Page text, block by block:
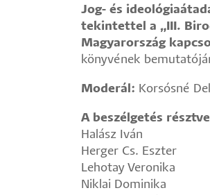
Herger
Cs.
Eszter:
Jog-
és
ideológiaátadás,
tekintettel
Jog- és
tekintettel a „III.
Magyarország
könyvének
Moderál: Korsósné
A beszélgetés
Halász Iván
Herger Cs. Eszter
Lehotay Veronika
Niklai Dominika